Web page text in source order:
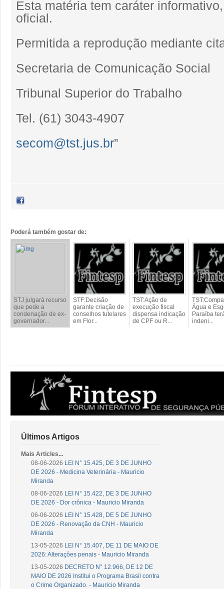
Esta matéria tem caráter
oficial.
Permitida a reprodução mediante
Secretaria de Comunicação Social
Tribunal Superior do Trabalho
Tel. (61) 3043-4907
secom@tst.jus.br”
Poderá também gostar de:
STJ julgará recurso
que pede a
condenação de ex-
governador...
STF:Decisão
garante criação de
conselhos tutelares
em Flor...
TST:Ação de
execução fiscal
dispensa indicação
de CPF ou R...
Água e
Paraíba
indeni...
Últimos Artigos
Mais Articles...
08-06-2026 LEI N° 15.425, DE 3 DE JUNHO
DE 2026 - Medicina Veterinária - Mauricio
Miranda
08-06-2026 LEI N° 15.422, DE 3 DE JUNHO
DE 2026 - Dor crônica - Mauricio Miranda
06-06-2026 LEI N° 15.428, DE 5 DE JUNHO
DE 2026 - Renovação da CNH - Mauricio
Miranda
13-05-2026 LEI N° 15.407, DE 11 DE MAIO DE
2026: Alteraçôes penais - Mauricio Miranda
13-05-2026 DECRETO N° 12.966, DE 12 DE
MAIO DE 2026 Institui o Programa Brasil contra
o Crime Organizado. - Mauricio Miranda